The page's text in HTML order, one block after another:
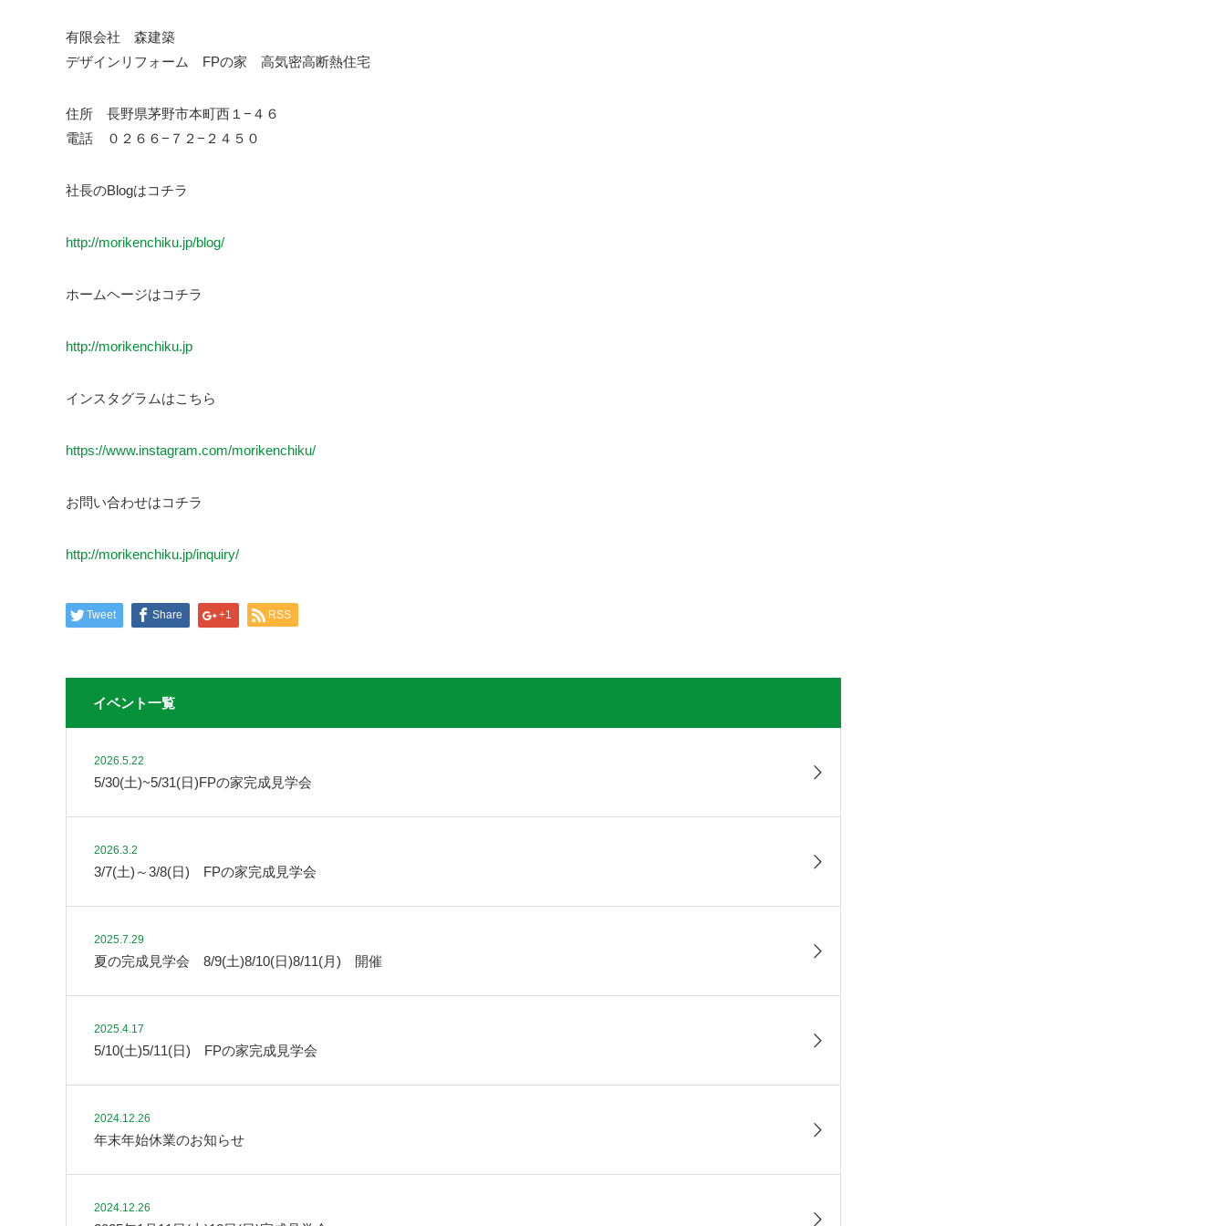
有限会社 森建築
デザインリフォーム FPの家 高気密高断熱住宅
住所 長野県茅野市本町西１−４６
電話 ０２６６−７２−２４５０
社長のBlogはコチラ
http://morikenchiku.jp/blog/
ホームヘージはコチラ
http://morikenchiku.jp
インスタグラムはこちら
https://www.instagram.com/morikenchiku/
お問い合わせはコチラ
http://morikenchiku.jp/inquiry/
Tweet Share +1 RSS
イベント一覧
2026.5.22
5/30(土)~5/31(日)FPの家完成見学会
2026.3.2
3/7(土)～3/8(日) FPの家完成見学会
2025.7.29
夏の完成見学会 8/9(土)8/10(日)8/11(月) 開催
2025.4.17
5/10(土)5/11(日) FPの家完成見学会
2024.12.26
年末年始休業のお知らせ
2024.12.26